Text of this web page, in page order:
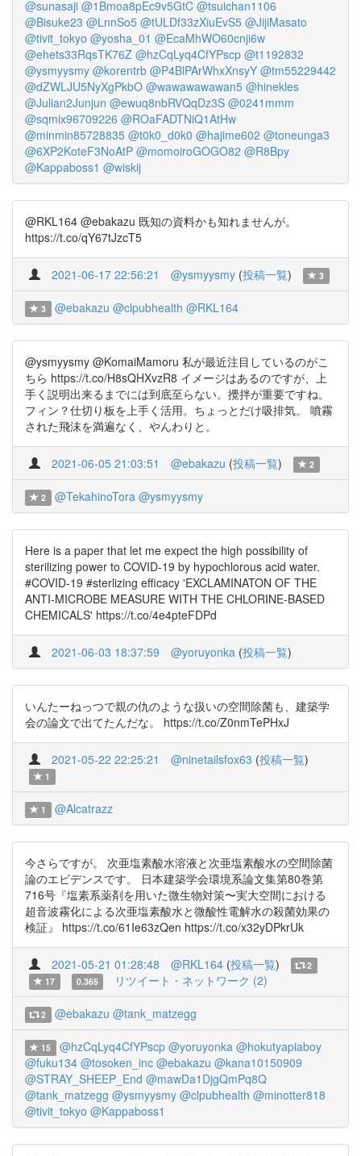
@sunasaji @1Bmoa8pEc9v5GtC @tsuichan1106
@Bisuke23 @LnnSo5 @tULDf33zXiuEvS5 @JijiMasato
@tivit_tokyo @yosha_01 @EcaMhWO60cnji6w
@ehets33RqsTK76Z @hzCqLyq4CfYPscp @t1192832
@ysmyysmy @korentrb @P4BlPArWhxXnsyY @tm55229442
@dZWLJU5NyXgPkbO @wawawawawan5 @hinekles
@Julian2Junjun @ewuq8nbRVQqDz3S @0241mmm
@sqmix96709226 @ROaFADTNiQ1AtHw
@minmin85728835 @t0k0_d0k0 @hajime602 @toneunga3
@6XP2KoteF3NoAtP @momoiroGOGO82 @R8Bpy
@Kappaboss1 @wiskij
@RKL164 @ebakazu 既知の資料かも知れませんが。
https://t.co/qY67tJzcT5
2021-06-17 22:56:21 @ysmyysmy (投稿一覧) 3
3 @ebakazu @clpubhealth @RKL164
@ysmyysmy @KomaiMamoru 私が最近注目しているのがこ
ちら https://t.co/H8sQHXvzR8 イメージはあるのですが、上
手く説明出来るまでには到底至らない。攪拌が重要ですね。
フィン？仕切り板を上手く活用。ちょっとだけ吸排気。 噴霧
された飛沫を満遍なく、やんわりと。
2021-06-05 21:03:51 @ebakazu (投稿一覧) 2
2 @TekahinoTora @ysmyysmy
Here is a paper that let me expect the high possibility of
sterilizing power to COVID-19 by hypochlorous acid water.
#COVID-19 #sterlizing efficacy 'EXCLAMINATON OF THE
ANTI-MICROBE MEASURE WITH THE CHLORINE-BASED
CHEMICALS' https://t.co/4e4pteFDPd
2021-06-03 18:37:59 @yoruyonka (投稿一覧)
いんたーねっつで親の仇のような扱いの空間除菌も、建築学
会の論文で出てたんだな。 https://t.co/Z0nmTePHxJ
2021-05-22 22:25:21 @ninetailsfox63 (投稿一覧)
1
1 @Alcatrazz
今さらですが。 次亜塩素酸水溶液と次亜塩素酸水の空間除菌
論のエビデンスです。 日本建築学会環境系論文集第80巻第
716号『塩素系薬剤を用いた微生物対策〜実大空間における
超音波霧化による次亜塩素酸水と微酸性電解水の殺菌効果の
検証』 https://t.co/61Ie63zQen https://t.co/x32yDPkrUk
2021-05-21 01:28:48 @RKL164 (投稿一覧)
2
17
0.365 リツイート・ネットワーク (2)
2 @ebakazu @tank_matzegg
15 @hzCqLyq4CfYPscp @yoruyonka @hokutyapiaboy
@fuku134 @tosoken_inc @ebakazu @kana10150909
@STRAY_SHEEP_End @mawDa1DjgQmPq8Q
@tank_matzegg @ysmyysmy @clpubhealth @minotter818
@tivit_tokyo @Kappaboss1